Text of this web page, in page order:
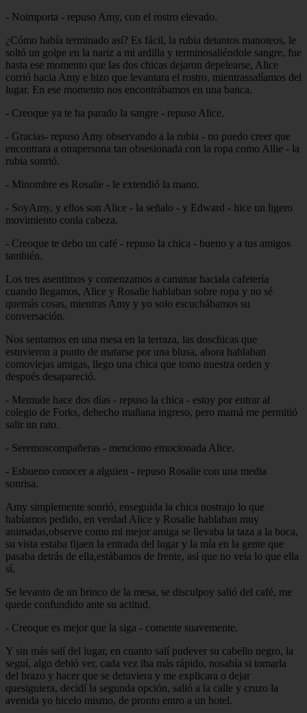
- Noimporta - repuso Amy, con el rostro elevado.
¿Cómo había terminado así? Es fácil, la rubia detantos manoteos, le
soltó un golpe en la nariz a mi ardilla y terminosaliéndole sangre, fue
hasta ese momento que las dos chicas dejaron depelearse, Alice
corrió hacia Amy e hizo que levantara el rostro, mientrassalíamos del
lugar. En ese momento nos encontrábamos en una banca.
- Creoque ya te ha parado la sangre - repuso Alice.
- Gracias- repuso Amy observando a la rubia - no puedo creer que
encontrara a otrapersona tan obsesionada con la ropa como Allie - la
rubia sonrió.
- Minombre es Rosalie - le extendió la mano.
- SoyAmy, y ellos son Alice - la señalo - y Edward - hice un ligero
movimiento conla cabeza.
- Creoque te debo un café - repuso la chica - bueno y a tus amigos
también.
Los tres asentimos y comenzamos a caminar haciala cafetería
cuando llegamos, Alice y Rosalie hablaban sobre ropa y no sé
quemás cosas, mientras Amy y yo solo escuchábamos su
conversación.
Nos sentamos en una mesa en la terraza, las doschicas que
estuvieron a punto de matarse por una blusa, ahora hablaban
comoviejas amigas, llego una chica que tomo nuestra orden y
después desapareció.
- Memude hace dos días - repuso la chica - estoy por entrar al
colegio de Forks, dehecho mañana ingreso, pero mamá me permitió
salir un rato.
- Seremoscompañeras - menciono emocionada Alice.
- Esbueno conocer a alguien - repuso Rosalie con una media
sonrisa.
Amy simplemente sonrió, enseguida la chica nostrajo lo que
habíamos pedido, en verdad Alice y Rosalie hablaban muy
animadas,observe como mi mejor amiga se llevaba la taza a la boca,
su vista estaba fijaen la entrada del lugar y la mía en la gente que
pasaba detrás de ella,estábamos de frente, así que no veía lo que ella
sí.
Se levanto de un brinco de la mesa, se disculpoy salió del café, me
quede confundido ante su actitud.
- Creoque es mejor que la siga - comente suavemente.
Y sin más salí del lugar, en cuanto salí pudever su cabello negro, la
seguí, algo debió ver, cada vez iba más rápido, nosabía si tomarla
del brazo y hacer que se detuviera y me explicara o dejar
quesiguiera, decidí la segunda opción, salió a la calle y cruzo la
avenida yo hicelo mismo, de pronto entro a un hotel.